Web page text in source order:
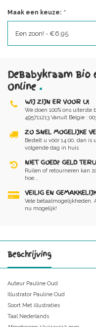
Maak een keuze: *
Een zoon! - €6,95
DeBabykraam Bio
Online .
WIJ ZIJN ER VOOR U!
We doen 100% ons uiterste
495711213 Vanuit Belgie :
ZO SNEL MOGELIJKE
Bestelt u vóór 14:00, dan is
volgende dag in huis
NIET GOED? GELD
Ruilen of retourneren kan
hoe...
VEILIG EN
Vele betaalmogelijkheden.
nu mogelijk!
Beschrijving
Auteur Pauline Oud
Illustrator Pauline Oud
Soort Met illustraties
Taal Nederlands